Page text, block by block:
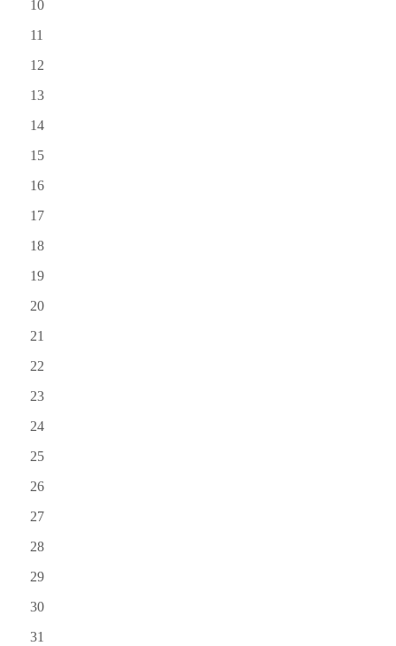
10
11
12
13
14
15
16
17
18
19
20
21
22
23
24
25
26
27
28
29
30
31